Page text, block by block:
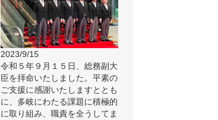
2023/9/15
令和５年９月１５日、総務副大
臣を拝命いたしました。平素の
ご支援に感謝いたしますととも
に、多岐にわたる課題に積極的
に取り組み、職責を全うしてま